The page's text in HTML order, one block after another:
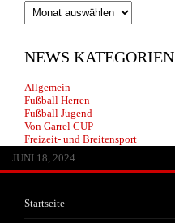
JUNI 13, 2026
MAI 30, 2026
APRIL 29, 2026
FEBRUAR 14, 2026
JANUAR 22, 2026
JULI 20, 2025
JULI 1, 2025
JUNI 17, 2025
JANUAR 25, 2025
JANUAR 25, 2025
JANUAR 25, 2025
OKTOBER 25, 2024
AUGUST 8, 2024
JULI 3, 2024
JUNI 18, 2024
Archiv
NEWS KATEGORIEN
Allgemein
Fußball Herren
Fußball Jugend
Von Garrel CUP
Freizeit- und Breitensport
Startseite